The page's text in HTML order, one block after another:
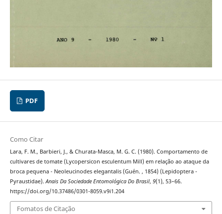
PDF
Como Citar
Lara, F. M., Barbieri, J., & Churata-Masca, M. G. C. (1980). Comportamento de
cultivares de tomate (Lycopersicon esculentum Mill) em relação ao ataque da
broca pequena - Neoleucinodes elegantalis (Guén. , 1854) (Lepidoptera -
Pyraustidae).Anais Da Sociedade Entomológica Do Brasil, 9(1), 53–66.
https://doi.org/10.37486/0301-8059.v9i1.204
Fomatos de Citação